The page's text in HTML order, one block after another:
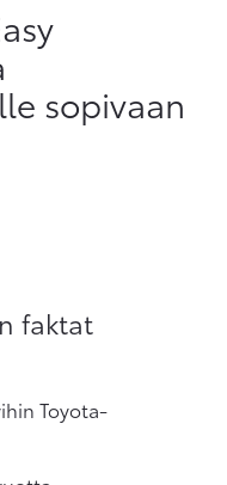
sopivaan
faktat
Toyota-